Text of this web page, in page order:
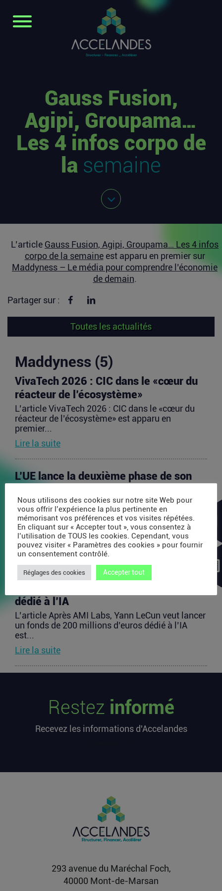
Gauss Fusion,
Agipi, Groupama…
Les 4 infos corpo de
la semaine
L’article Gauss Fusion, Agipi, Groupama… Les 4 infos
corpo de la semaineest apparu en premier sur
Maddyness – Le média pour comprendre l’économie
de demain.
Partager sur : Partager sur Facebook
Toutes les actualités
Maddyness (5)
VivaTech 2026 : CIC dans le «cœur du
réacteur de l’écosystème»
L’article VivaTech 2026 : CIC dans le «cœur du
réacteur de l’écosystème» est apparu en
premier...
Lire la suite
L’UE lance la deuxième phase de son
d’euros dans les startups européennes
L’article L’UE lance la deuxième phase de son
plan pour investir jusqu’à 80 milliards...
Lire la suite
Après AMI Labs, Yann LeCun veut
dédié à l’IA
L’article Après AMI Labs, Yann LeCun veut lancer
un fonds de 200 millions d’euros dédié à l’IA
est...
Lire la suite
millions d’euros cette semaine
L’article Les startups françaises ont levé 113
premier sur...
chez OpenAI pour se soigner
L’article Après une pause de 3 mois, la Française
Fidji Simo quitte son poste chez OpenAI pour se
Restez informé
Recevez les informations d'Accelandes
293 avenue du Maréchal Foch,
40000 Mont-de-Marsan
Nous utilisons des cookies sur notre site Web pour
vous offrir l’expérience la plus pertinente en
mémorisant vos préférences et vos visites répétées.
En cliquant sur « Accepter tout », vous consentez à
l’utilisation de TOUS les cookies. Cependant, vous
pouvez visiter « Paramètres des cookies » pour fournir
un consentement contrôlé.
Réglages des cookies Accepter tout